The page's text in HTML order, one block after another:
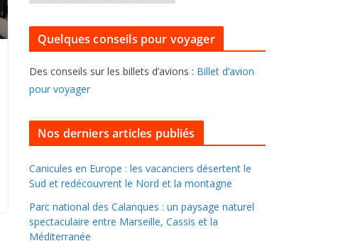
e
s
o
u
o
u
l
e
r
d
a
n
Quelques conseils pour voyager
Des conseils sur les billets d’avions : Billet d’avion
pour voyager
Nos derniers articles publiés
Canicules en Europe : les vacanciers désertent le
Sud et redécouvrent le Nord et la montagne
Parc national des Calanques : un paysage naturel
spectaculaire entre Marseille, Cassis et la
Méditerranée